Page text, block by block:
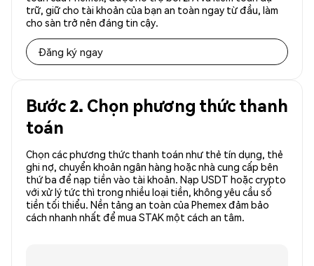
trữ, giữ cho tài khoản của bạn an toàn ngay từ đầu, làm
cho sàn trở nên đáng tin cậy.
Đăng ký ngay
Bước 2. Chọn phương thức thanh
toán
Chọn các phương thức thanh toán như thẻ tín dụng, thẻ
ghi nợ, chuyển khoản ngân hàng hoặc nhà cung cấp bên
thứ ba để nạp tiền vào tài khoản. Nạp USDT hoặc crypto
với xử lý tức thì trong nhiều loại tiền, không yêu cầu số
tiền tối thiểu. Nền tảng an toàn của Phemex đảm bảo
cách nhanh nhất để mua STAK một cách an tâm.